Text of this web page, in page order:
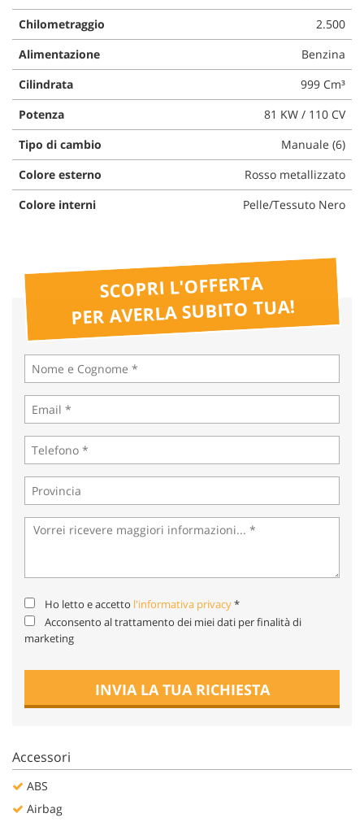
Chilometraggio
2.500
Alimentazione
Benzina
Cilindrata
999 Cm³
Potenza
81 KW / 110 CV
Tipo di cambio
Manuale (6)
Colore esterno
Rosso metallizzato
Colore interni
Pelle/Tessuto Nero
SCOPRI L'OFFERTA
PER AVERLA SUBITO TUA!
Ho letto e accetto l'informativa privacy*
Acconsento al trattamento dei miei dati per finalità di
marketing
INVIA LA TUA RICHIESTA
Accessori
ABS
Airbag
questi
strumenti
di
tracciamento
si
rimanda
alla
cookie
policy.
Puoi
rivedere
e
modificare
in
qualsiasi
momento.
Cookie necessari
Cookie delle preferenze
Cookie per il miglioramento dell'esperienza utente
Cookie di marketing
la
policy
le
impostazioni